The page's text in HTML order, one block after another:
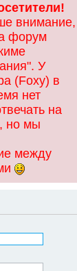
внимание,
форум
У
(Foxy) в
нет
на
но мы
между